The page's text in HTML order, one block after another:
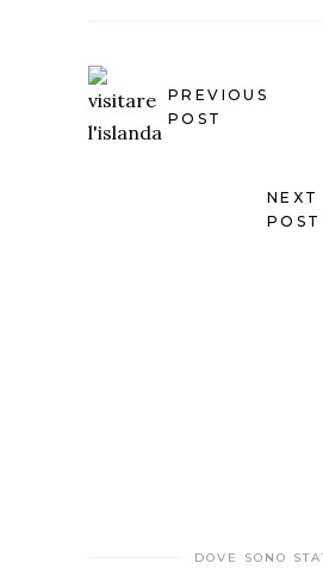
PREVIOUS
POST
NEXT
POST
DOVE SONO